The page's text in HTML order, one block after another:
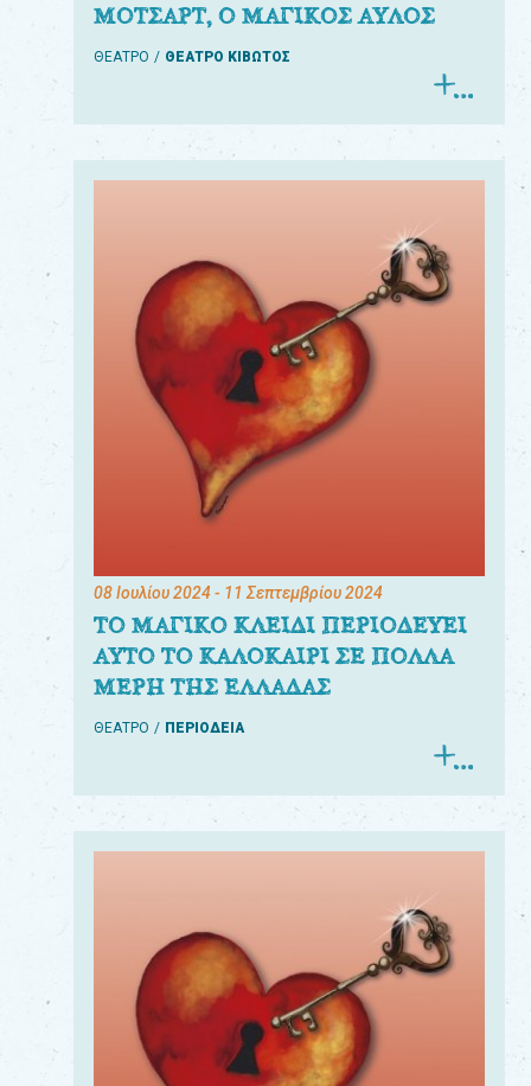
ΜΟΤΣΑΡΤ, Ο ΜΑΓΙΚΟΣ ΑΥΛΟΣ
ΘΕΑΤΡΟ ΘΕΑΤΡΟ ΚΙΒΩΤΟΣ
08 Ιουλίου 2024- 11 Σεπτεμβρίου 2024
ΤΟ ΜΑΓΙΚΟ ΚΛΕΙΔΙ ΠΕΡΙΟΔΕΥΕΙ
ΑΥΤΟ ΤΟ ΚΑΛΟΚΑΙΡΙ ΣΕ ΠΟΛΛΑ
ΜΕΡΗ ΤΗΣ ΕΛΛΑΔΑΣ
ΘΕΑΤΡΟ ΠΕΡΙΟΔΕΙΑ